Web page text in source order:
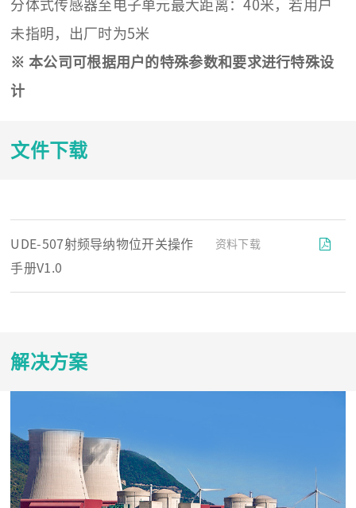
分体式传感器至电子单元最大距离：40米，若用户
未指明，出厂时为5米
※ 本公司可根据用户的特殊参数和要求进行特殊设
计
文件下载
UDE-507射频导纳物位开关操作
手册V1.0
资料下载
解决方案